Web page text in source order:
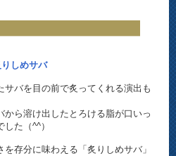
りしめサバ
サバを目の前で炙ってくれる演出も
から溶け出したとろける脂が口いっ
た（^^）
存分に味わえる「炙りしめサバ」